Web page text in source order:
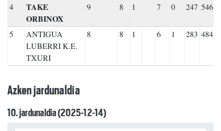
4
TAKE
ORBINOX
9 8 1 7 0 247 546
5
ANTIGUA
LUBERRI K.E.
TXURI
8 8 1 6 1 283 484
Azken jardunaldia
10. jardunaldia (2025-12-14)